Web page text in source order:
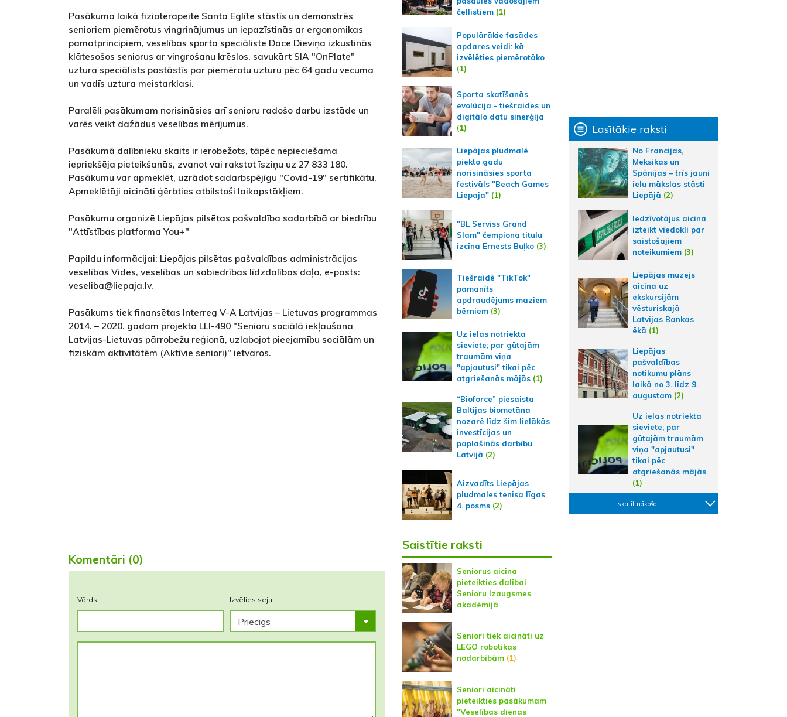
Pasākuma laikā fizioterapeite Santa Eglīte stāstīs un demonstrēs
senioriem piemērotus vingrinājumus un iepazīstinās ar ergonomikas
pamatprincipiem, veselības sporta speciāliste Dace Dieviņa izkustinās
klātesošos seniorus ar vingrošanu krēslos, savukārt SIA "OnPlate"
uztura speciālists pastāstīs par piemērotu uzturu pēc 64 gadu vecuma
un vadīs uztura meistarklasi.
Paralēli pasākumam norisināsies arī senioru radošo darbu izstāde un
varēs veikt dažādus veselības mērījumus.
Pasākumā dalībnieku skaits ir ierobežots, tāpēc nepieciešama
iepriekšēja pieteikšanās, zvanot vai rakstot īsziņu uz 27 833 180.
Pasākumu var apmeklēt, uzrādot sadarbspējīgu "Covid-19" sertifikātu.
Apmeklētāji aicināti ģērbties atbilstoši laikapstākļiem.
Pasākumu organizē Liepājas pilsētas pašvaldība sadarbībā ar biedrību
"Attīstības platforma You+"
Papildu informācijai: Liepājas pilsētas pašvaldības administrācijas
veselības Vides, veselības un sabiedrības līdzdalības daļa, e-pasts:
veseliba@liepaja.lv.
Pasākums tiek finansētas Interreg V-A Latvijas – Lietuvas programmas
2014. – 2020. gadam projekta LLI-490 "Senioru sociālā iekļaušana
Latvijas-Lietuvas pārrobežu reģionā, uzlabojot pieejamību sociālām un
fiziskām aktivitātēm (Aktīvie seniori)" ietvaros.
Komentāri (0)
Vārds: Izvēlies seju:
čellistiem(1)
Populārākie fasādes
apdares veidi: kā
izvēlēties piemērotāko
(1)
Sporta skatīšanās
evolūcija - tiešraides un
digitālo datu sinerģija
(1)
Liepājas pludmalē
piekto gadu
norisināsies sporta
festivāls "Beach Games
Liepaja"(1)
"BL Serviss Grand
Slam" čempiona titulu
izcīna Ernests Buļko(3)
Tiešraidē "TikTok"
pamanīts
apdraudējums maziem
bērniem(3)
Uz ielas notriekta
sieviete; par gūtajām
traumām viņa
"apjautusi" tikai pēc
atgriešanās mājās(1)
“Bioforce” piesaista
Baltijas biometāna
nozarē līdz šim lielākās
investīcijas un
paplašinās darbību
Latvijā (2)
Aizvadīts Liepājas
pludmales tenisa līgas
4. posms(2)
Saistītie raksti
Seniorus aicina
pieteikties dalībai
Senioru Izaugsmes
akadēmijā
Seniori tiek aicināti uz
LEGO robotikas
nodarbībām(1)
Seniori aicināti
pieteikties pasākumam
"Veselības dienas
Lasītākie raksti
No Francijas,
Meksikas un
Spānijas – trīs jauni
ielu mākslas stāsti
Liepājā (2)
Iedzīvotājus aicina
izteikt viedokli par
saistošajiem
noteikumiem (3)
Liepājas muzejs
aicina uz
ekskursijām
vēsturiskajā
Latvijas Bankas
ēkā (1)
Liepājas
pašvaldības
notikumu plāns
laikā no 3. līdz 9.
augustam (2)
Uz ielas notriekta
sieviete; par
gūtajām traumām
viņa "apjautusi"
tikai pēc
atgriešanās mājās
(1)
skatīt nākošo